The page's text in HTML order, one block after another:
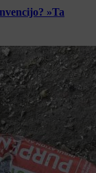
»Ta